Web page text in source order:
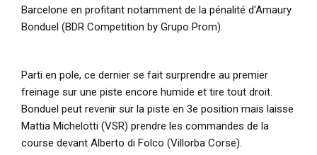
Barcelone en profitant notamment de la pénalité d'Amaury
Bonduel (BDR Competition by Grupo Prom).
Parti en pole, ce dernier se fait surprendre au premier
freinage sur une piste encore humide et tire tout droit.
Bonduel peut revenir sur la piste en 3e position mais laisse
Mattia Michelotti (VSR) prendre les commandes de la
course devant Alberto di Folco (Villorba Corse).